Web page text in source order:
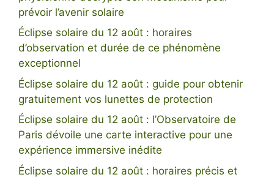
prévoir l’avenir solaire
Éclipse solaire du 12 août : horaires
d’observation et durée de ce phénomène
exceptionnel
Éclipse solaire du 12 août : guide pour obtenir
gratuitement vos lunettes de protection
Éclipse solaire du 12 août : l’Observatoire de
Paris dévoile une carte interactive pour une
expérience immersive inédite
Éclipse solaire du 12 août : horaires précis et